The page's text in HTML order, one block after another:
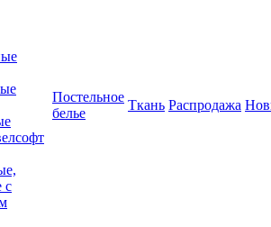
с
Постельное
белье
Ткань Распродажа